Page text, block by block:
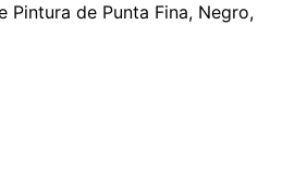
Pintura de Punta Fina, Negro,